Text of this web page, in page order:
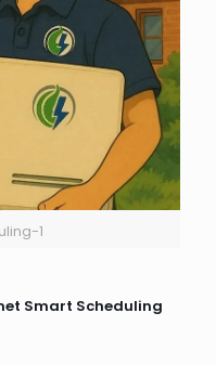
1
Smart Scheduling